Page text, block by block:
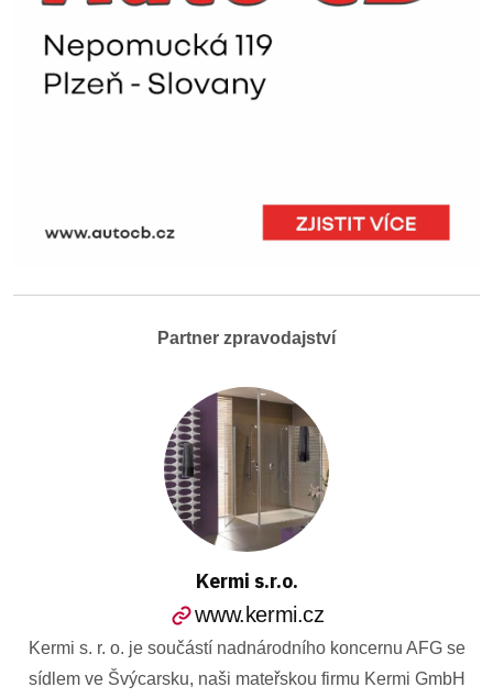
Partner zpravodajství
Kermi s.r.o.
www.kermi.cz
Kermi s. r. o. je součástí nadnárodního koncernu AFG se
sídlem ve Švýcarsku, naši mateřskou firmu Kermi GmbH